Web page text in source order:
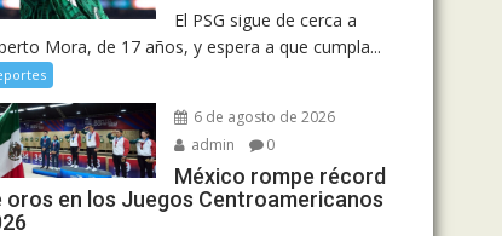
El PSG sigue de cerca a
Mora, de 17 años, y espera a que cumpla...
6 de agosto de 2026
admin
0
México rompe récord
oros en los Juegos Centroamericanos